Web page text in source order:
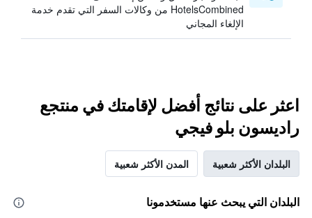
HotelsCombined من وكالات السفر التي تقدم خدمة
الإلغاء المجاني
اعثر على نتائج أفضل لإقامتك في منتجع
راديسون بلو فيجي
البلدان الأكثر شعبية المدن الأكثر شعبية
البلدان التي يبحث عنها مستخدمونا